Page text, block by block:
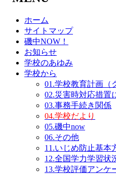
ホーム
サイトマップ
磯中NOW！
お知らせ
学校のあゆみ
学校から
01.学校教育計画（
02.災害時対応措置
03.事務手続き関係
04.学校だより
05.磯中now
06.その他
11.いじめ防止基本
12.全国学力学習状
13.学校評価アンケ